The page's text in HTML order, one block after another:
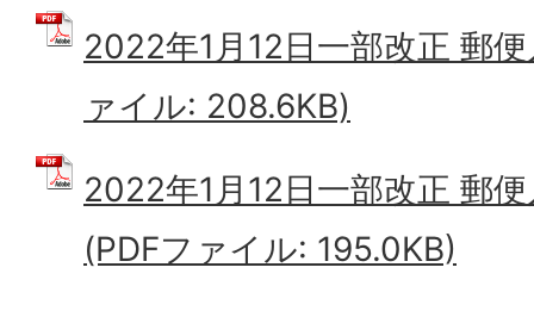
2022年1月12日一部改正 郵
ァイル: 208.6KB)
2022年1月12日一部改正 郵
(PDFファイル: 195.0KB)